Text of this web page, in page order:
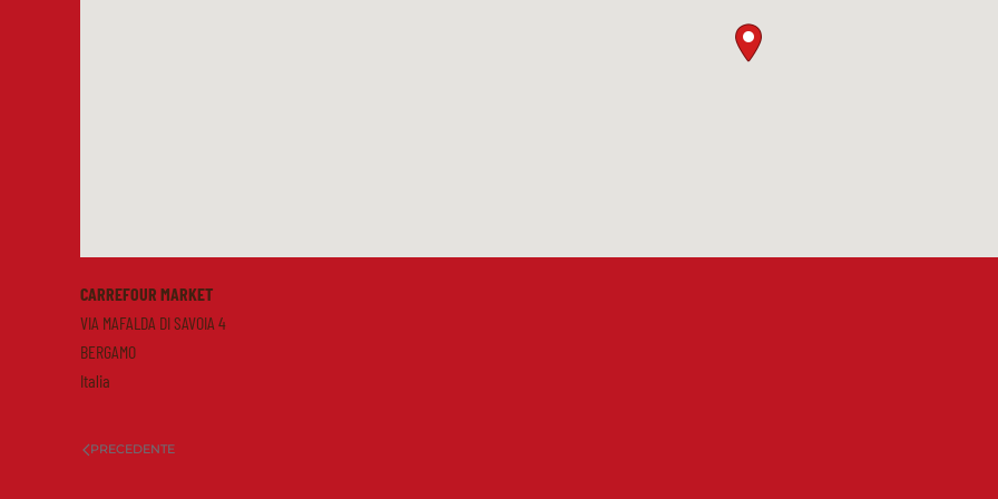
CARREFOUR MARKET
VIA MAFALDA DI SAVOIA 4
BERGAMO
Italia
PRECEDENTE